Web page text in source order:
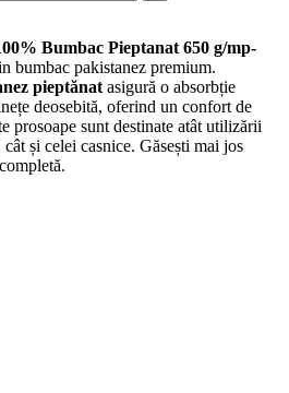
Bumbac Pieptanat 650 g/mp-
bumbac pakistanez premium.
pieptănat asigură o absorbție
deosebită, oferind un confort de
prosoape sunt destinate atât utilizării
și celei casnice. Găsești mai jos